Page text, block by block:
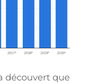
découvert que